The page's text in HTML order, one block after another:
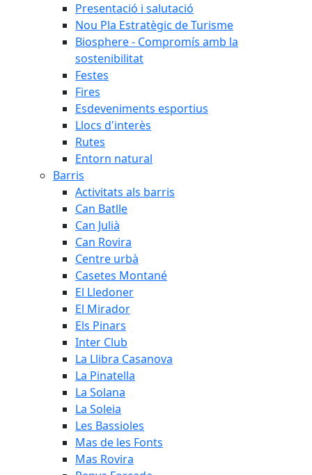
Presentació i salutació
Nou Pla Estratègic de Turisme
Biosphere - Compromís amb la
sostenibilitat
Festes
Fires
Esdeveniments esportius
Llocs d'interès
Rutes
Entorn natural
Barris
Activitats als barris
Can Batlle
Can Julià
Can Rovira
Centre urbà
Casetes Montané
El Lledoner
El Mirador
Els Pinars
Inter Club
La Llibra Casanova
La Pinatella
La Solana
La Soleia
Les Bassioles
Mas de les Fonts
Mas Rovira